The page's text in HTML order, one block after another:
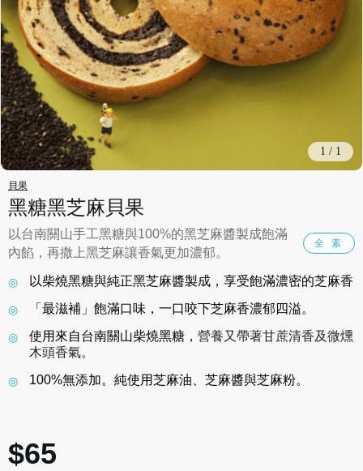
1 / 1
貝果
黑糖黑芝麻貝果
以台南關山手工黑糖與100%的黑芝麻醬製成飽滿
內餡，再撒上黑芝麻讓香氣更加濃郁。
全 素
以柴燒黑糖與純正黑芝麻醬製成，享受飽滿濃密的芝麻香
「最滋補」飽滿口味，一口咬下芝麻香濃郁四溢。
使用來自台南關山柴燒黑糖， 營養又帶著甘蔗清香及微燻
木頭香氣。
100%無添加。純使用芝麻油、芝麻醬與芝麻粉。
$65